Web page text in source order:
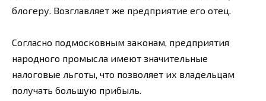
блогеру. Возглавляет же предприятие его отец.
Согласно подмосковным законам, предприятия
народного промысла имеют значительные
налоговые льготы, что позволяет их владельцам
получать большую прибыль.